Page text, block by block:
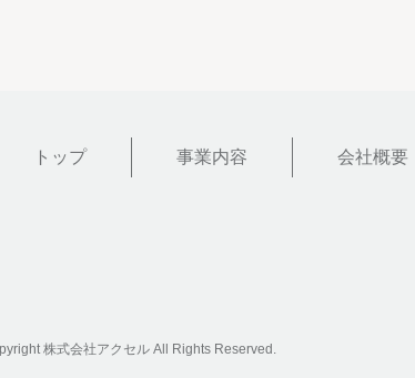
トップ 事業内容 会社概要
株式会社アクセル All Rights Reserved.